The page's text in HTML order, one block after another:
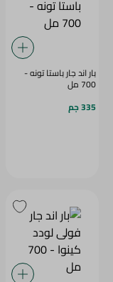
بار اند جار باستا تونه -
700 مل
335 جم